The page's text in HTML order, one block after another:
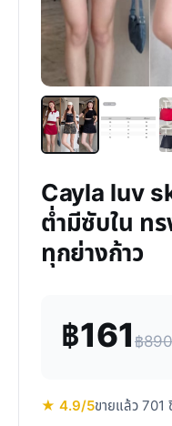
Cayla luv
ต่ำมีซับใน ท
ทุกย่างก้าว
฿161฿890
★ 4.9/5ขายแล้ว 701